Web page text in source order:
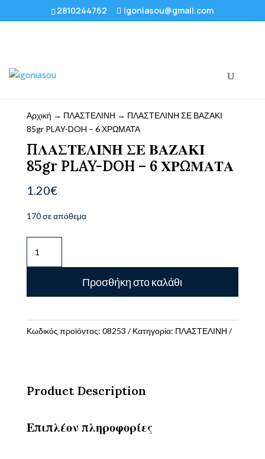
2810244762 igoniasou@gmail.com
Αρχική → ΠΛΑΣΤΕΛΙΝΗ → ΠΛΑΣΤΕΛΙΝΗ ΣΕ ΒΑΖΑΚΙ
85gr PLAY-DOH – 6 ΧΡΩΜΑΤΑ
ΠΛΑΣΤΕΛΙΝΗ ΣΕ ΒΑΖΑΚΙ
85gr PLAY-DOH – 6 ΧΡΩΜΑΤΑ
1.20€
170 σε απόθεμα
ΣΕ
ΒΑΖΑΚΙ
PLAY-
Προσθήκη στο καλάθι
Κωδικός προϊόντος: 08253 Κατηγορία: ΠΛΑΣΤΕΛΙΝΗ
Product Description
Επιπλέον πληροφορίες